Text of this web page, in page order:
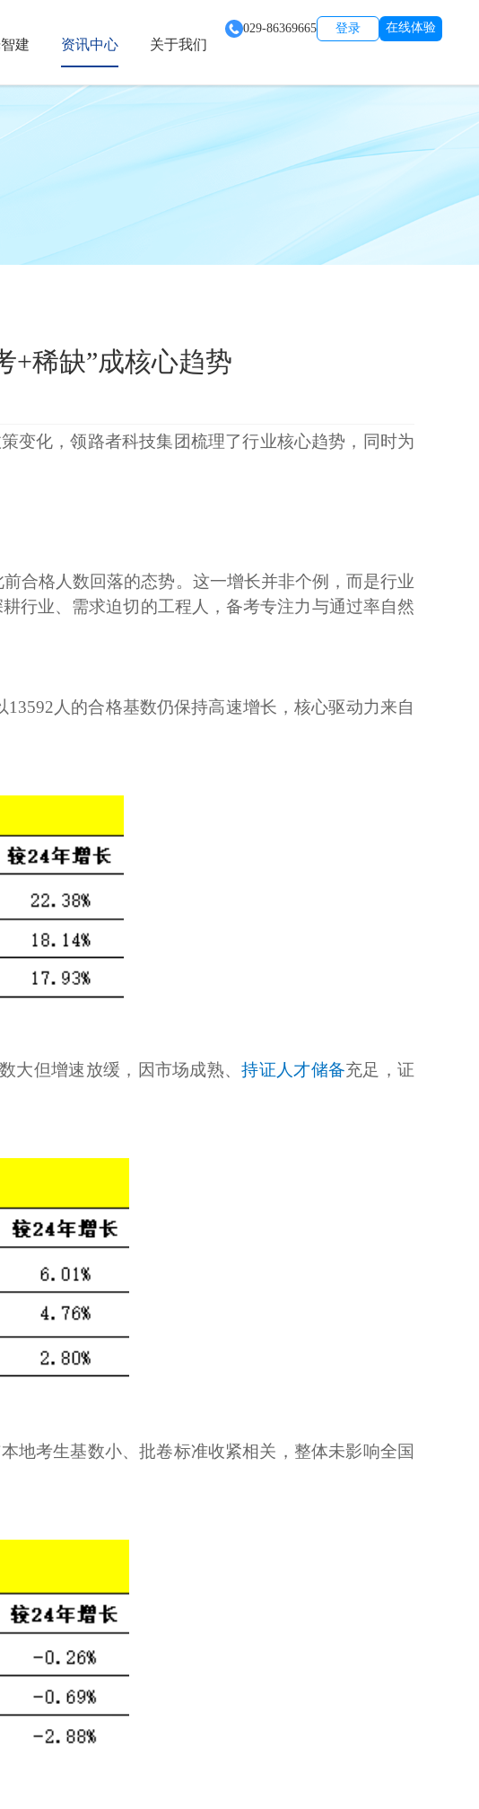
建 资讯中心 关于我们
029-86369665 登录 在线体验
+稀缺”成核心趋势
变化，领路者科技集团梳理了行业核心趋势，同时为
合格人数回落的态势。这一增长并非个例，而是行业
行业、需求迫切的工程人，备考专注力与通过率自然
人的合格基数仍保持高速增长，核心驱动力来自
大但增速放缓，因市场成熟、持证人才储备充足，证
地考生基数小、批卷标准收紧相关，整体未影响全国